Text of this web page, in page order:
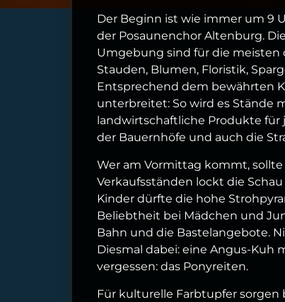
Der Beginn ist wie immer um 9
der Posaunenchor Altenburg.
Umgebung sind für die meisten
Stauden, Blumen, Floristik,
Entsprechend dem bewährten
unterbreitet: So wird es Stände
landwirtschaftliche Produkte für
der Bauernhöfe und auch die
Wer am Vormittag kommt,
Verkaufsständen lockt die
Kinder dürfte die hohe
Beliebtheit bei Mädchen und
Bahn und die Bastelangebote.
Diesmal dabei: eine Angus-Kuh
vergessen: das Ponyreiten.
Für kulturelle Farbtupfer sorgen